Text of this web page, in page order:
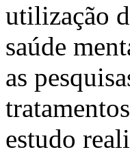
utilização
saúde
as
estudo